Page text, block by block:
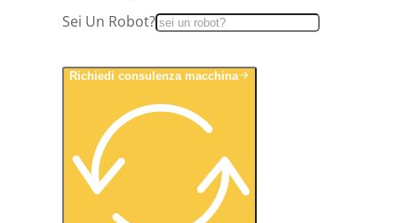
Sei Un Robot?
Richiedi consulenza macchina